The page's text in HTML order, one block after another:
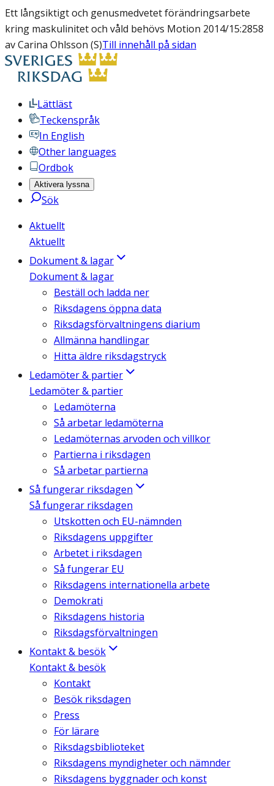
Ett långsiktigt och genusmedvetet förändringsarbete
kring maskulinitet och våld behövs Motion 2014/15:2858
av Carina Ohlsson (S)Till innehåll på sidan
Lättläst
Teckenspråk
In English
Other languages
Ordbok
Aktivera lyssna
Sök
Aktuellt
Aktuellt
Dokument & lagar
Dokument & lagar
Beställ och ladda ner
Riksdagens öppna data
Riksdagsförvaltningens diarium
Allmänna handlingar
Hitta äldre riksdagstryck
Ledamöter & partier
Ledamöter & partier
Ledamöterna
Så arbetar ledamöterna
Ledamöternas arvoden och villkor
Partierna i riksdagen
Så arbetar partierna
Så fungerar riksdagen
Så fungerar riksdagen
Utskotten och EU-nämnden
Riksdagens uppgifter
Arbetet i riksdagen
Så fungerar EU
Riksdagens internationella arbete
Demokrati
Riksdagens historia
Riksdagsförvaltningen
Kontakt & besök
Kontakt & besök
Kontakt
Besök riksdagen
Press
För lärare
Riksdagsbiblioteket
Riksdagens myndigheter och nämnder
Riksdagens byggnader och konst